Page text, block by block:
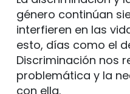
género continúan
interfieren en las
esto, días como el
Discriminación nos
problemática y la
con ella.